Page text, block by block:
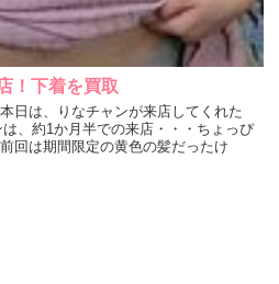
！下着を買取
日は、りなチャンが来店してくれた
、約1か月半での来店・・・ちょっぴ
回は期間限定の黄色の髪だったけ